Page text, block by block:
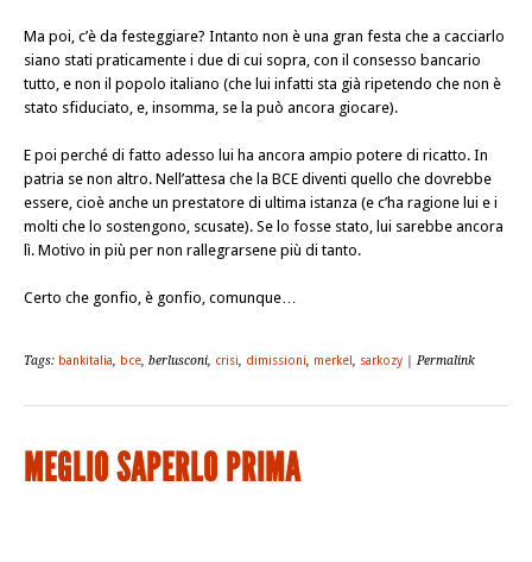
Ma poi, c’è da festeggiare? Intanto non è una gran festa che a cacciarlo
siano stati praticamente i due di cui sopra, con il consesso bancario
tutto, e non il popolo italiano (che lui infatti sta già ripetendo che non è
stato sfiduciato, e, insomma, se la può ancora giocare).
E poi perché di fatto adesso lui ha ancora ampio potere di ricatto. In
patria se non altro. Nell’attesa che la BCE diventi quello che dovrebbe
essere, cioè anche un prestatore di ultima istanza (e c’ha ragione lui e i
molti che lo sostengono, scusate). Se lo fosse stato, lui sarebbe ancora
lì. Motivo in più per non rallegrarsene più di tanto.
Certo che gonfio, è gonfio, comunque…
Tags: bankitalia bce , berlusconi, crisi dimissioni merkel sarkozy | Permalink
MEGLIO SAPERLO PRIMA